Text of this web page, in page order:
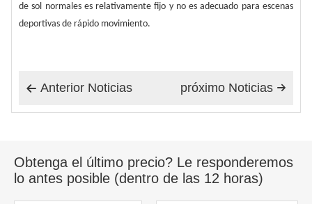
de sol normales es relativamente fijo y no es adecuado para escenas
deportivas de rápido movimiento.
 Anterior Noticias 
próximo Noticias
Obtenga el último precio? Le responderemos
lo antes posible (dentro de las 12 horas)